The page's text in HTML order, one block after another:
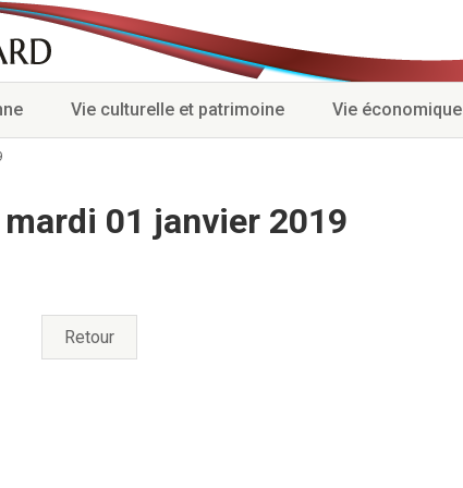
Vie culturelle et patrimoine Vie économique
01 janvier 2019
Retour